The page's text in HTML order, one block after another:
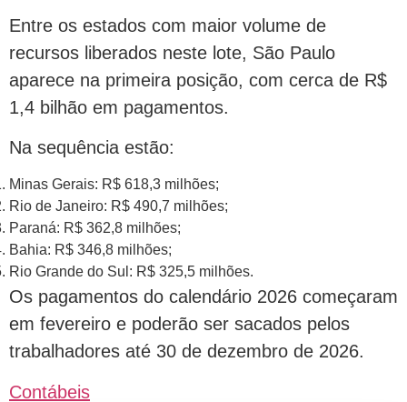
Entre os estados com maior volume de
recursos liberados neste lote, São Paulo
aparece na primeira posição, com cerca de R$
1,4 bilhão em pagamentos.
Na sequência estão:
Minas Gerais: R$ 618,3 milhões;
Rio de Janeiro: R$ 490,7 milhões;
Paraná: R$ 362,8 milhões;
Bahia: R$ 346,8 milhões;
Rio Grande do Sul: R$ 325,5 milhões.
Os pagamentos do calendário 2026 começaram
em fevereiro e poderão ser sacados pelos
trabalhadores até 30 de dezembro de 2026.
Contábeis